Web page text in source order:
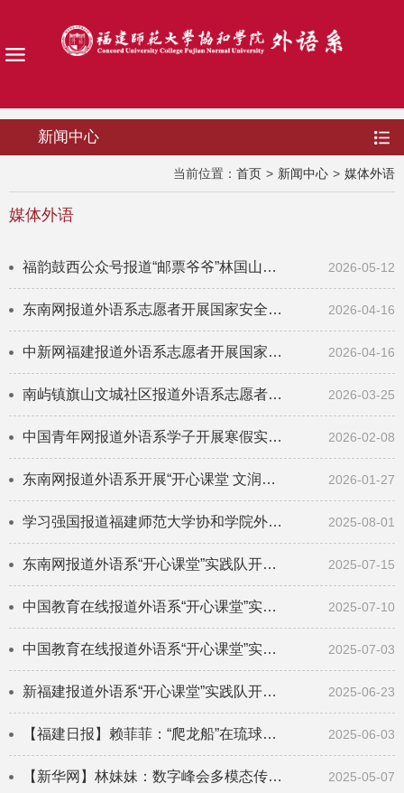
新闻中心
当前位置： 首页 > 新闻中心 > 媒体外语
媒体外语
福韵鼓西公众号报道“邮票爷爷”林国山共话百年党史主题宣讲暨党的创新理论“百人千场... 2026-05-12
东南网报道外语系志愿者开展国家安全教育“必修课” 2026-04-16
中新网福建报道外语系志愿者开展国家安全教育“必修课” 2026-04-16
南屿镇旗山文城社区报道外语系志愿者开展英语趣味课堂 2026-03-25
中国青年网报道外语系学子开展寒假实践活动 2026-02-08
东南网报道外语系开展“开心课堂 文润古田”寒假实践活动 2026-01-27
学习强国报道福建师范大学协和学院外语系英语专业 2025-08-01
东南网报道外语系“开心课堂”实践队开展2025年暑假社会实践 2025-07-15
中国教育在线报道外语系“开心课堂”实践队开展2025年暑假社会实践 2025-07-10
中国教育在线报道外语系“开心课堂”实践队开展2025年暑假社会实践 2025-07-03
新福建报道外语系“开心课堂”实践队开展2025年暑假社会实践 2025-06-23
【福建日报】赖菲菲：“爬龙船”在琉球的传播与流变 2025-06-03
【新华网】林妹妹：数字峰会多模态传播研究与教育启示 2025-05-07